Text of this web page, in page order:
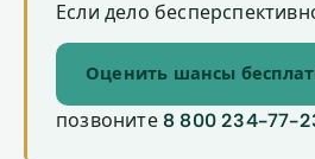
Если дело
Оценить шансы
позвоните 8 800 234-77-